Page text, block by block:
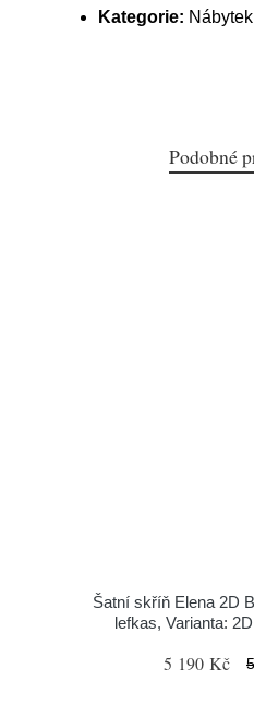
Kategorie:
Podobné
Šatní skříň Elena 2D
lefkas, Varianta:
5 190 Kč